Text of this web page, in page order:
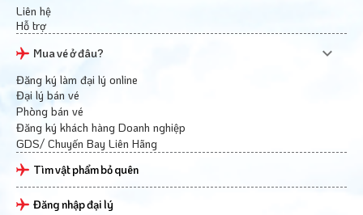
Liên hệ
Hỗ trợ
Mua vé ở đâu?
Đăng ký làm đại lý online
Đại lý bán vé
Phòng bán vé
Đăng ký khách hàng Doanh nghiệp
GDS/ Chuyến Bay Liên Hãng
Tìm vật phẩm bỏ quên
Đăng nhập đại lý